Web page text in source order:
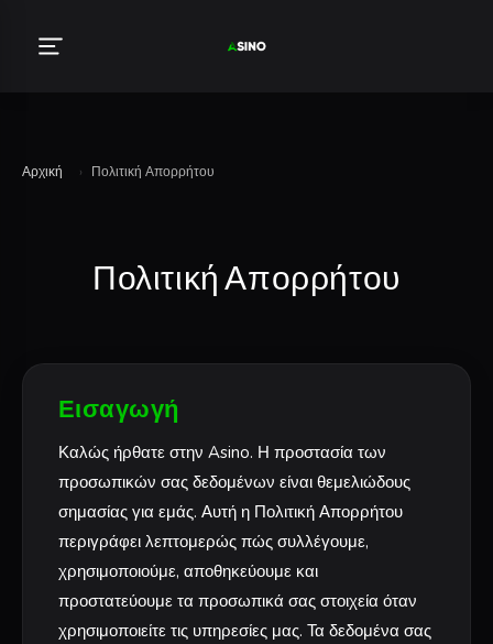
Αρχική › Πολιτική Απορρήτου
Πολιτική Απορρήτου
Εισαγωγή
Καλώς ήρθατε στην Asino. Η προστασία των
προσωπικών σας δεδομένων είναι θεμελιώδους
σημασίας για εμάς. Αυτή η Πολιτική Απορρήτου
περιγράφει λεπτομερώς πώς συλλέγουμε,
χρησιμοποιούμε, αποθηκεύουμε και
προστατεύουμε τα προσωπικά σας στοιχεία όταν
χρησιμοποιείτε τις υπηρεσίες μας. Τα δεδομένα σας